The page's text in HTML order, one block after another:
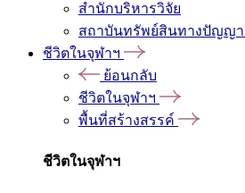
สำนักบริหารวิจัย
สถาบันทรัพย์สินทางปัญญา
ชีวิตในจุฬาฯ
ย้อนกลับ
ชีวิตในจุฬาฯ
พื้นที่สร้างสรรค์
ชีวิตในจุฬาฯ